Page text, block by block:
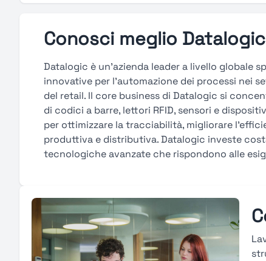
Conosci meglio Datalogic
Datalogic è un'azienda leader a livello globale
innovative per l'automazione dei processi nei
del retail. Il core business di Datalogic si
di codici a barre, lettori RFID, sensori e
per ottimizzare la tracciabilità, migliorare
produttiva e distributiva. Datalogic investe
tecnologiche avanzate che rispondono alle